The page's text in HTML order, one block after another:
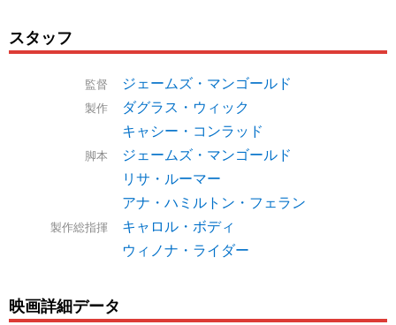
スタッフ
監督 ジェームズ・マンゴールド
製作
ダグラス・ウィック
キャシー・コンラッド
脚本
ジェームズ・マンゴールド
リサ・ルーマー
アナ・ハミルトン・フェラン
製作総指揮
キャロル・ボディ
ウィノナ・ライダー
映画詳細データ